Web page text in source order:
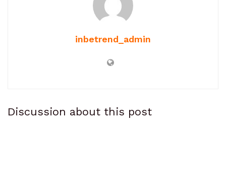
inbetrend_admin
Discussion about this post